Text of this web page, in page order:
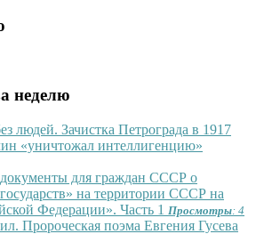
неделю
людей. Зачистка Петрограда в 1917
«уничтожал интеллигенцию»
для граждан СССР о
на территории СССР на
Федерации». Часть 1 Просмотры: 4
Пророческая поэма Евгения Гусева